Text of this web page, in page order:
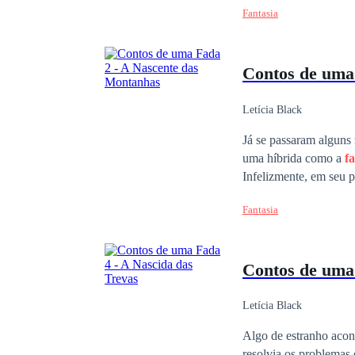
com a ajuda de seus
em formato físico e
Fada: A Princesa
Fantasia
Contos de uma
Letícia Black
Já se passaram
uma híbrida como a
Infelizmente, em seu
desapareceu e ela
remenda-se que vá
Fantasia
Contos de uma
Letícia Black
Algo de estranho